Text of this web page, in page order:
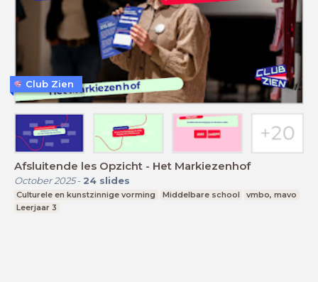
Afsluitende les Opzicht - Het Markiezenhof
October 2025- 24 slides
Culturele en kunstzinnige vorming Middelbare school
vmbo, mavo
Leerjaar 3
Club Zien